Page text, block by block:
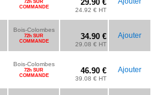
72h SUR
COMMANDE
29.90 €
24.92 € HT
Bois-Colombes
72h SUR
COMMANDE
34.90 €
29.08 € HT
Ajouter
Bois-Colombes
72h SUR
COMMANDE
46.90 €
39.08 € HT
Ajouter